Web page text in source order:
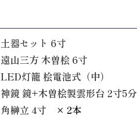
土器セット 6寸
遠山三方 木曽桧 6寸
LED灯籠 桧電池式（中）
神鏡 鏡+木曽桧製雲形台 2寸5分
角榊立 4寸 × 2本